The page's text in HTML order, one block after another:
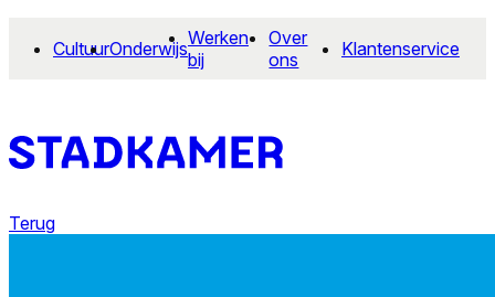
CultuurOnderwijsWerken
bij
Over
ons
Klantenservice
Terug